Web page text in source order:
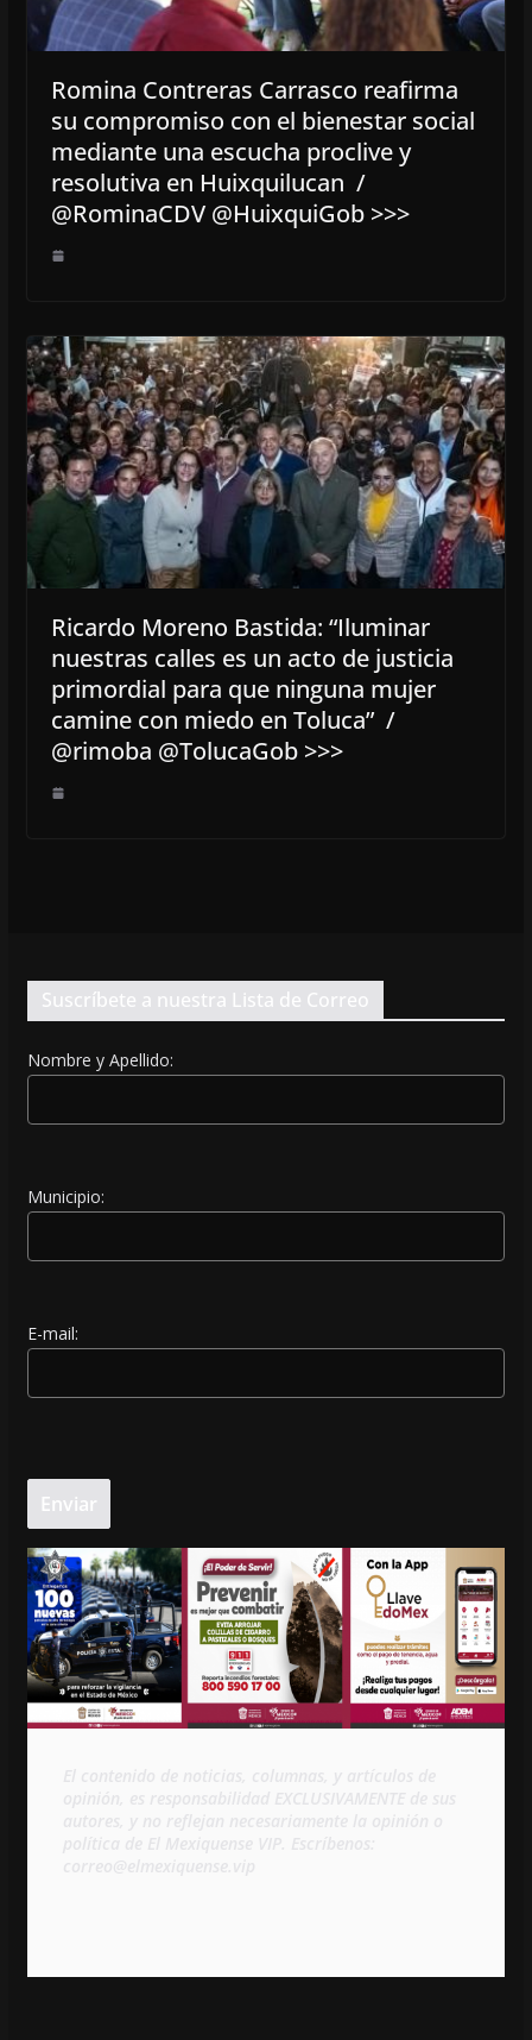
Romina Contreras Carrasco reafirma
su compromiso con el bienestar social
mediante una escucha proclive y
resolutiva en Huixquilucan /
@RominaCDV @HuixquiGob >>>
Ricardo Moreno Bastida: “Iluminar
nuestras calles es un acto de justicia
primordial para que ninguna mujer
camine con miedo en Toluca” /
@rimoba @TolucaGob >>>
Suscríbete a nuestra Lista de Correo
Nombre y Apellido:
Municipio:
E-mail: